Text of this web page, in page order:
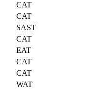
CAT
CAT
SAST
CAT
EAT
CAT
CAT
WAT